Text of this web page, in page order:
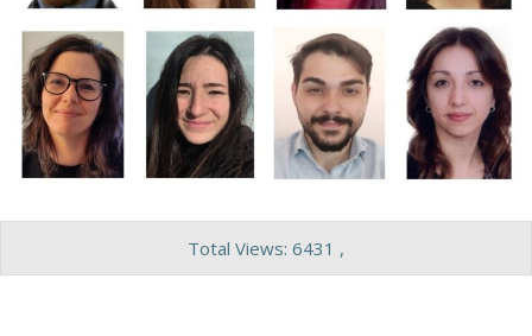
Total Views: 6431 ,